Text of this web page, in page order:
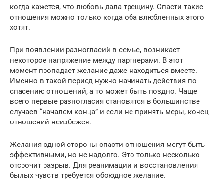
когда кажется, что любовь дала трещину. Спасти такие
отношения можно только когда оба влюбленных этого
хотят.
При появлении разногласий в семье, возникает
некоторое напряжение между партнерами. В этот
момент пропадает желание даже находиться вместе.
Именно в такой период нужно начинать действия по
спасению отношений, а то может быть поздно. Чаще
всего первые разногласия становятся в большинстве
случаев “началом конца” и если не принять меры, конец
отношений неизбежен.
Желания одной стороны спасти отношения могут быть
эффективными, но не надолго. Это только несколько
отсрочит разрыв. Для реанимации и восстановления
былых чувств требуется обоюдное желание.